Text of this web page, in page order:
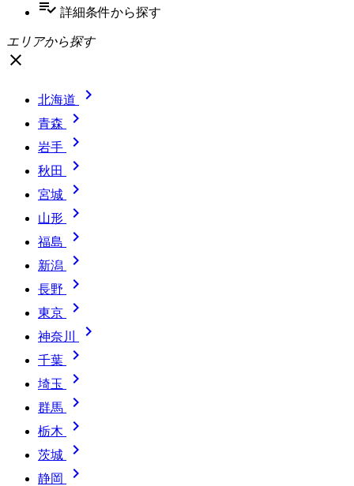
playlist_add_check 詳細条件から探す
エリアから探す
close
北海道 
青森 
岩手 
秋田 
宮城 
山形 
福島 
新潟 
長野 
東京 
神奈川 
千葉 
埼玉 
群馬 
栃木 
茨城 
静岡 